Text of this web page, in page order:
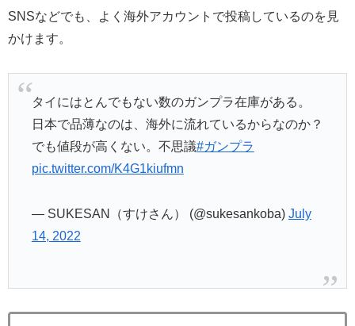
SNSなどでも、よく海外アカウントで投稿しているのを見
かけます。
タイにはとんでもない数のガンプラ在庫がある。
日本で品薄なのは、海外に流れているからなのか？
でも値段が高くない。不思議#ガンプラ
pic.twitter.com/K4G1kiufmn
— SUKESAN（すけさん） (@sukesankoba) July
14, 2022